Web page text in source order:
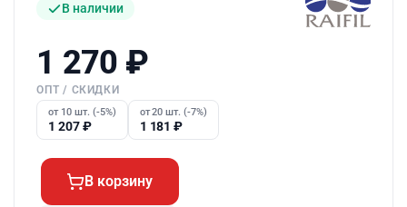
В наличии
1 270 ₽
ОПТ / СКИДКИ
от 10 шт. (-5%)
1 207₽
от 20 шт. (-7%)
1 181₽
В корзину